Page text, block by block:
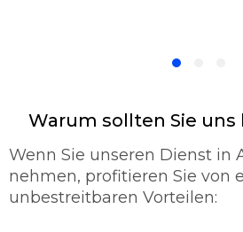
wir spezielle Materialien, um
abgeschlossen sein, gehen
wir Ihnen andernfalls wieder
Gebäude verschaffen
Lösung dafür ist, schließlich
Warum sollten Sie
Wenn Sie unseren Dienst in
nehmen, profitieren Sie von
unbestreitbaren Vorteilen: